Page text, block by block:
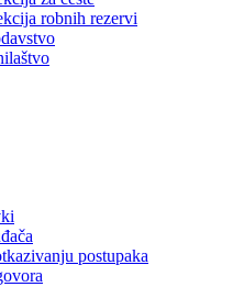
robnih rezervi
postupaka